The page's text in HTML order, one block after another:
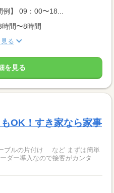
】 09：00〜18...
間〜8時間
る
を見る
OK！すき家なら家事
ブルの片付け など まずは簡単